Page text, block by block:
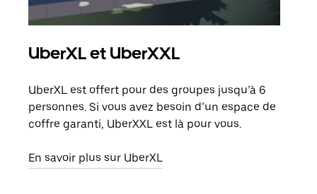
UberXL et UberXXL
UberXL est offert pour des groupes jusqu’à 6
personnes. Si vous avez besoin d’un espace de
coffre garanti, UberXXL est là pour vous.
En savoir plus sur UberXL